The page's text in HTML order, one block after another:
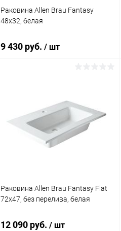
Раковина Allen Brau Fantasy
48x32, белая
9 430 руб. / шт
Купить в 1 клик Сравнение
В избранное Под заказ
Раковина Allen Brau Fantasy Flat
72x47, без перелива, белая
12 090 руб. / шт